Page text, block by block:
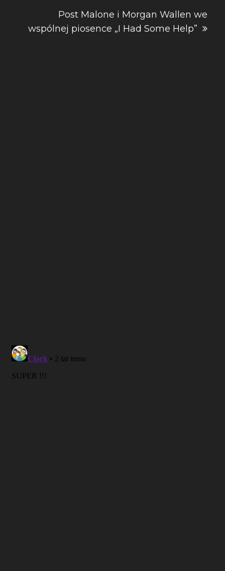
Post Malone i Morgan Wallen we
wspólnej piosence „I Had Some Help”